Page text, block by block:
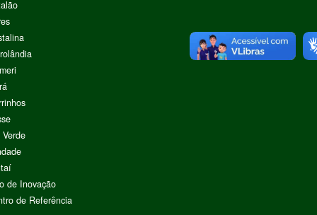
de Inovação
de Referência